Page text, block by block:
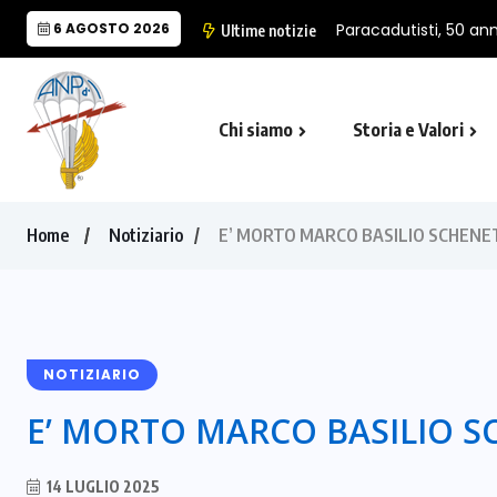
6 AGOSTO 2026 Ultime notizie Paracadutisti, 50
Chi siamo Storia e Valori
Home Notiziario E’ MORTO MARCO BASILIO
NOTIZIARIO
E’ MORTO MARCO BASILIO
14 LUGLIO 2025